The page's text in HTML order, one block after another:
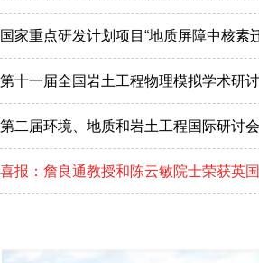
第十一届全国岩土工程物理模拟学术研
第二届环境、地质和岩土工程国际研讨